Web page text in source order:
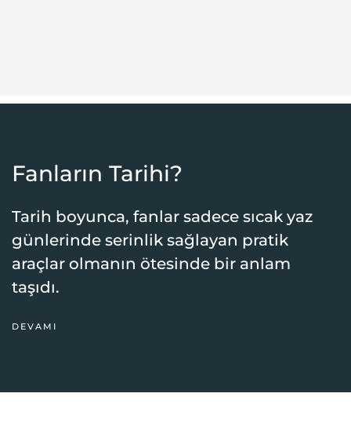
Fanların Tarihi?
Tarih boyunca, fanlar sadece sıcak yaz
günlerinde serinlik sağlayan pratik
araçlar olmanın ötesinde bir anlam
taşıdı.
DEVAMI